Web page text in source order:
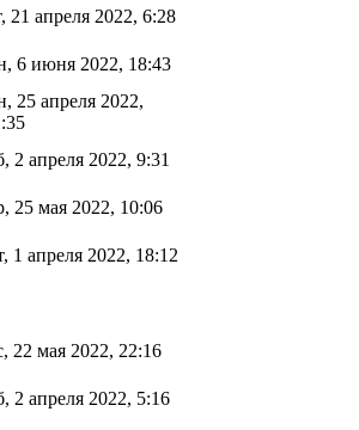
21 апреля 2022, 6:28
6 июня 2022, 18:43
25 апреля 2022,
2 апреля 2022, 9:31
25 мая 2022, 10:06
1 апреля 2022, 18:12
22 мая 2022, 22:16
2 апреля 2022, 5:16